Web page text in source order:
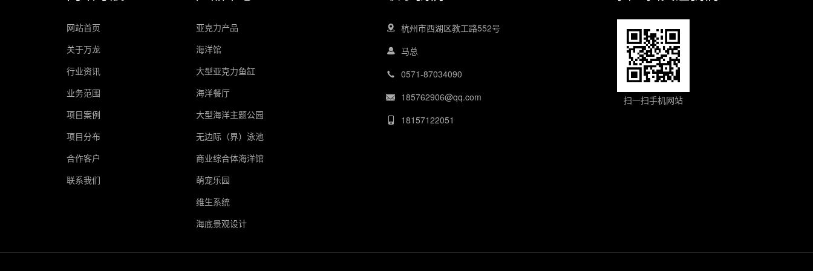
网站首页
关于万龙
行业资讯
业务范围
项目案例
项目分布
合作客户
联系我们
亚克力产品
海洋馆
大型亚克力鱼缸
海洋餐厅
大型海洋主题公园
无边际（界）泳池
商业综合体海洋馆
萌宠乐园
维生系统
海底景观设计
杭州市西湖区教工路552号
马总
0571-87034090
185762906@qq.com
18157122051
扫一扫手机网站